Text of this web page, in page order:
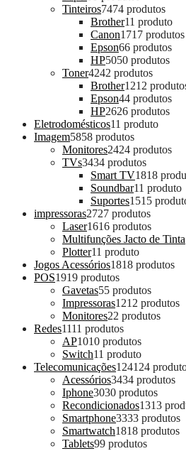
Tinteiros7474 produtos
Brother11 produto
Canon1717 produtos
Epson66 produtos
HP5050 produtos
Toner4242 produtos
Brother1212
Epson44 produtos
HP2626 produtos
Eletrodomésticos11 produto
Imagem5858 produtos
Monitores2424 produtos
TVs3434 produtos
Smart TV1818
Soundbar11 produto
Suportes1515
impressoras2727 produtos
Laser1616 produtos
Multifunções Jacto de Tinta
Plotter11 produto
Jogos Acessórios1818 produtos
POS1919 produtos
Gavetas55 produtos
Impressoras1212 produtos
Monitores22 produtos
Redes1111 produtos
AP1010 produtos
Switch11 produto
Telecomunicações124124
Acessórios3434 produtos
Iphone3030 produtos
Recondicionados1313
Smartphone3333 produtos
Smartwatch1818 produtos
Tablets99 produtos